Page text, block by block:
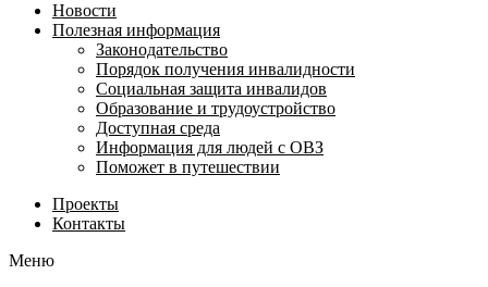
Новости
Полезная информация
Законодательство
Порядок получения инвалидности
Социальная защита инвалидов
Образование и трудоустройство
Доступная среда
Информация для людей с ОВЗ
Поможет в путешествии
Проекты
Контакты
Меню